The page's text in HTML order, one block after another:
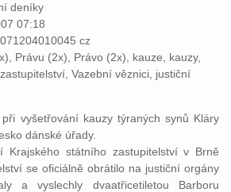
deníky
07:18
cz
Právu (2x), Právo (2x), kauze, kauzy,
Vazební věznici, justiční
vyšetřování kauzytýraných synů Kláry
dánské úřady.
Krajského státního zastupitelstvív Brně
se oficiálně obrátilo na justiční orgány
a vyslechly dvaatřicetiletou Barboru